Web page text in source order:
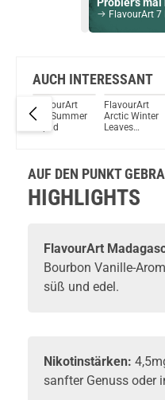
FlavourArt 7
Jokers Cloud Intense
Du willst Kröten
Schau mal hier!
Vsticking VIY
AUCH INTERESSANT
FlavourArt
Red Summer
Liquid
FlavourArt
Arctic Winter
Leaves
AUF DEN PUNKT
HIGHLIGHTS
FlavourArt
Bourbon Vanille-
süß und edel.
Nikotinstärken:
sanfter Genuss oder